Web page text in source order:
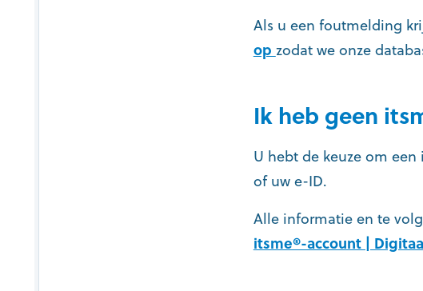
Als u een foutmelding
op zodat we onze
Ik heb geen
U hebt de keuze om
of uw e-ID.
Alle informatie en te
itsme®-account |